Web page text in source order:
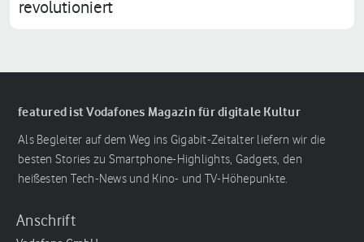
revolutioniert
featured ist Vodafones Magazin für digitale Kultur
Als Begleiter auf dem Weg ins Gigabit-Zeitalter liefern wir die
besten Stories zu Smartphone-Highlights, Gadgets, den
heißesten Tech-News und Kino- und TV-Höhepunkte.
Anschrift